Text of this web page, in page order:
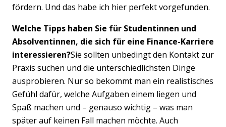
fördern. Und das habe ich hier perfekt vorgefunden.
Welche Tipps haben Sie für Studentinnen und
Absolventinnen, die sich für eine Finance-Karriere
interessieren?Sie sollten unbedingt den Kontakt zur
Praxis suchen und die unterschiedlichsten Dinge
ausprobieren. Nur so bekommt man ein realistisches
Gefühl dafür, welche Aufgaben einem liegen und
Spaß machen und – genauso wichtig – was man
später auf keinen Fall machen möchte. Auch